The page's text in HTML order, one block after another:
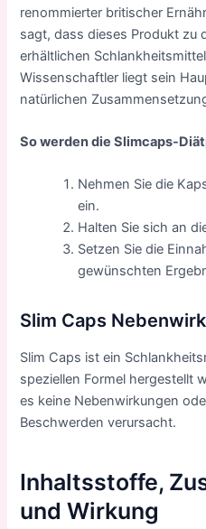
renommierter britischer
sagt, dass dieses Produkt zu
erhältlichen
Wissenschaftler liegt sein
natürlichen
So werden die Slimcaps-
Nehmen Sie die
ein.
Halten Sie sich an
Setzen Sie die
gewünschten
Slim Caps
Slim Caps ist ein
speziellen Formel hergestellt
es keine Nebenwirkungen
Beschwerden verursacht.
Inhaltsstoffe,
und Wirkung